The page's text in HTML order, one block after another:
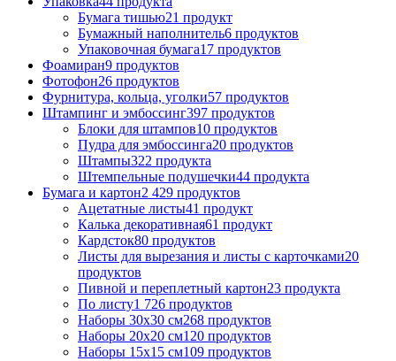
Бумага тишью21 продукт
Бумажный наполнитель6 продуктов
Упаковочная бумага17 продуктов
Фоамиран9 продуктов
Фотофон26 продуктов
Фурнитура, кольца, уголки57 продуктов
Штампинг и эмбоссинг397 продуктов
Блоки для штампов10 продуктов
Пудра для эмбоссинга20 продуктов
Штампы322 продукта
Штемпельные подушечки44 продукта
Бумага и картон2 429 продуктов
Ацетатные листы41 продукт
Калька декоративная61 продукт
Кардсток80 продуктов
Листы для вырезания и листы с карточками20
продуктов
Пивной и переплетный картон23 продукта
По листу1 726 продуктов
Наборы 30х30 см268 продуктов
Наборы 20х20 см120 продуктов
Наборы 15х15 см109 продуктов